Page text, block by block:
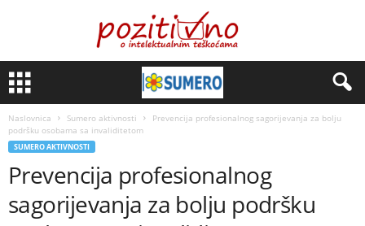
Naslovnica Sumero aktivnosti
Prevencija profesionalnog sagorijevanja za bolju
podršku osobama sa invaliditetom
SUMERO AKTIVNOSTI
Prevencija profesionalnog
sagorijevanja za bolju podršku